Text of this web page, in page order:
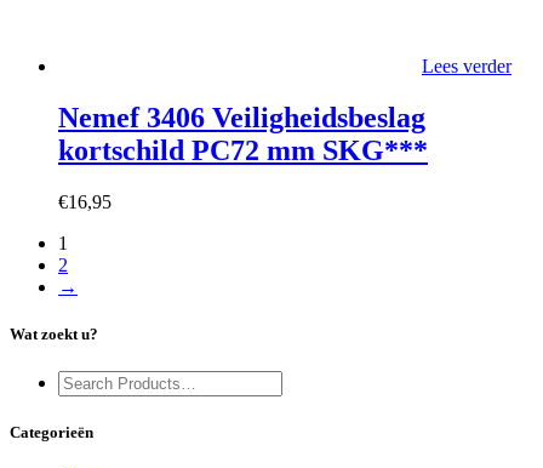
Lees verder
Nemef 3406 Veiligheidsbeslag
kortschild PC72 mm SKG***
€16,95
1
2
→
Wat zoekt u?
Categorieën